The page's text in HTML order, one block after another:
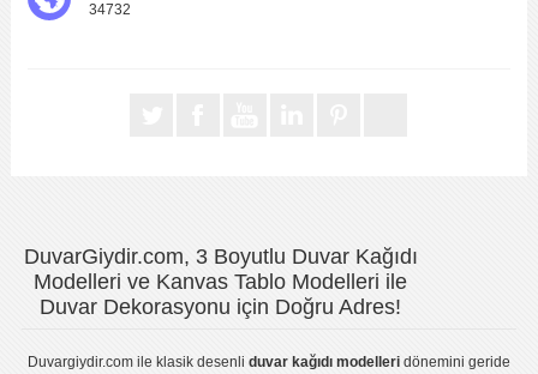
34732
DuvarGiydir.com, 3 Boyutlu Duvar Kağıdı
Modelleri ve Kanvas Tablo Modelleri ile
Duvar Dekorasyonu için Doğru Adres!
Duvargiydir.comile klasik desenli duvar kağıdı modelleridönemini geride